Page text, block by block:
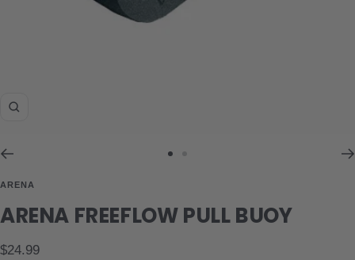
Zoom
1
ARENA
ARENA FREEFLOW PULL BUOY
Prix
$24.99